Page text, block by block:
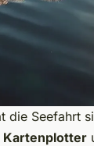
die Seefahrt
Kartenplotter